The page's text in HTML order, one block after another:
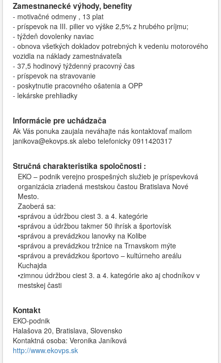
Zamestnanecké výhody, benefity
- motivačné odmeny , 13 plat
- príspevok na III. pilier vo výške 2,5% z hrubého príjmu;
- týždeň dovolenky naviac
- obnova všetkých dokladov potrebných k vedeniu motorového
vozidla na náklady zamestnávateľa
- 37,5 hodinový týždenný pracovný čas
- príspevok na stravovanie
- poskytnutie pracovného ošatenia a OPP
- lekárske prehliadky
Informácie pre uchádzača
Ak Vás ponuka zaujala neváhajte nás kontaktovať mailom
janikova@ekovps.sk alebo telefonicky 0911420317
Stručná charakteristika spoločnosti :
EKO – podnik verejno prospešných služieb je príspevková
organizácia zriadená mestskou častou Bratislava Nové
Mesto.
Zaoberá sa:
•správou a údržbou ciest 3. a 4. kategórie
•správou a údržbou takmer 50 ihrísk a športovísk
•správou a prevádzkou lanovky na Kolibe
•správou a prevádzkou tržnice na Trnavskom mýte
•správou a prevádzkou športovo – kultúrneho areálu
Kuchajda
•zimnou údržbou ciest 3. a 4. kategórie ako aj chodníkov v
mestskej časti
Kontakt
EKO-podnik
Halašova 20, Bratislava, Slovensko
Kontaktná osoba: Veronika Janíková
http://www.ekovps.sk